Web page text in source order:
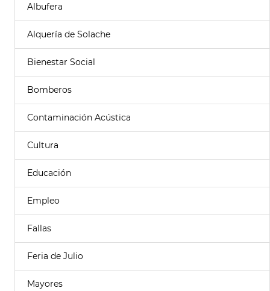
Albufera
Alquería de Solache
Bienestar Social
Bomberos
Contaminación Acústica
Cultura
Educación
Empleo
Fallas
Feria de Julio
Mayores